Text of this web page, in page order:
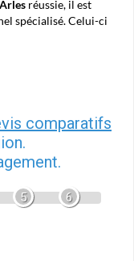
réussie, il est
spécialisé. Celui-ci
comparatifs
5 6